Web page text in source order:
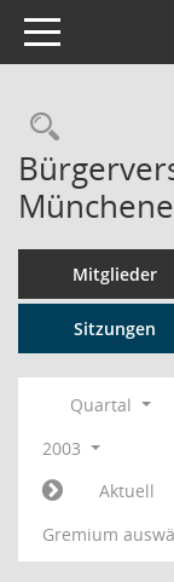
Toggle navigation
Mitglieder
Sitzungen
Quartal
2003
Aktuell
Gremium